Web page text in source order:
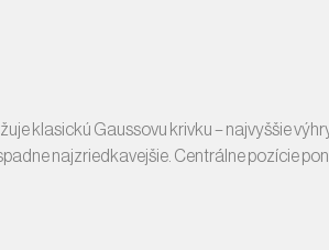
klasickú Gaussovu krivku – najvyššie
najzriedkavejšie. Centrálne pozície